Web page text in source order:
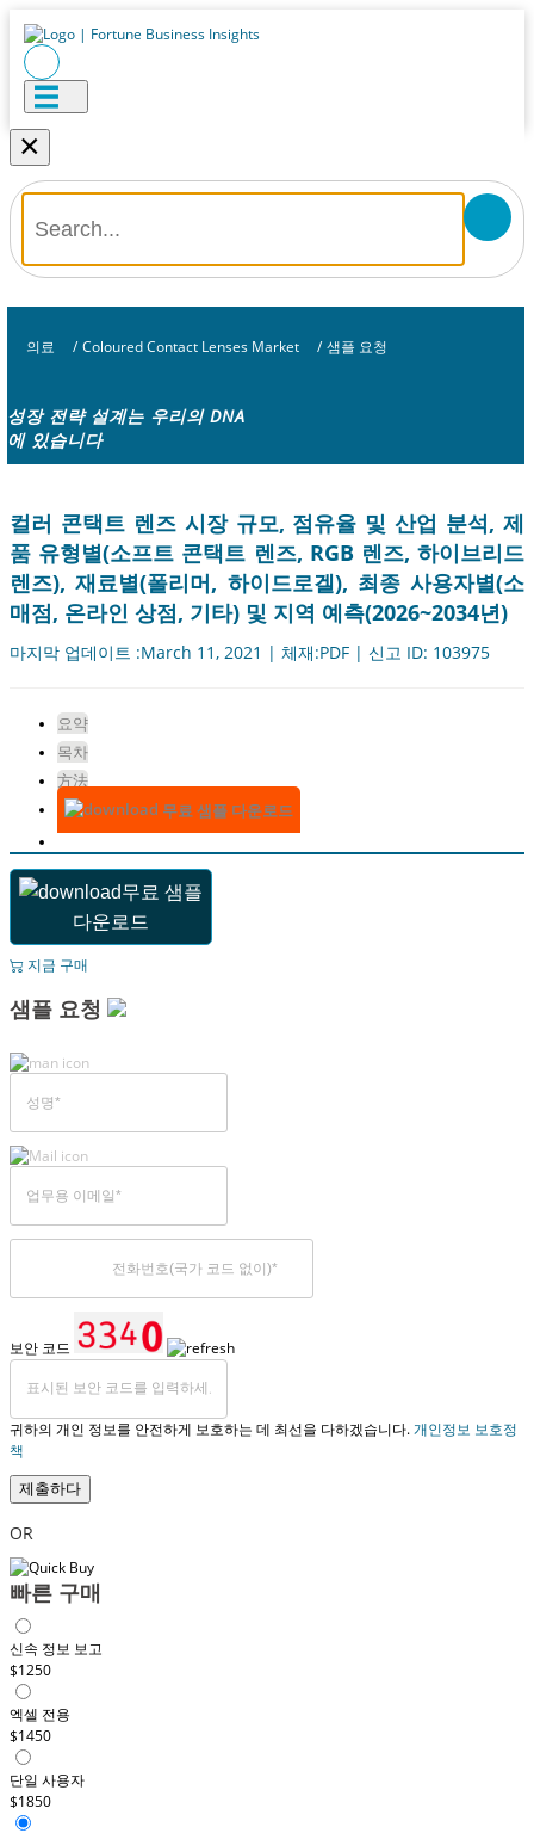
×
의료 / Coloured Contact Lenses Market / 샘플 요청
성장 전략 설계는 우리의 DNA
에 있습니다
컬러 콘택트 렌즈 시장 규모, 점유율 및 산업 분석, 제
품 유형별(소프트 콘택트 렌즈, RGB 렌즈, 하이브리드
렌즈), 재료별(폴리머, 하이드로겔), 최종 사용자별(소
매점, 온라인 상점, 기타) 및 지역 예측(2026~2034년)
마지막 업데이트 :March 11, 2021 | 체재:PDF | 신고 ID: 103975
요약
목차
方法
무료 샘플 다운로드
무료 샘플
다운로드
지금 구매
샘플 요청
보안 코드
귀하의 개인 정보를 안전하게 보호하는 데 최선을 다하겠습니다.개인정보 보호정
책
제출하다
OR
빠른 구매
신속 정보 보고
$1250
엑셀 전용
$1450
단일 사용자
$1850